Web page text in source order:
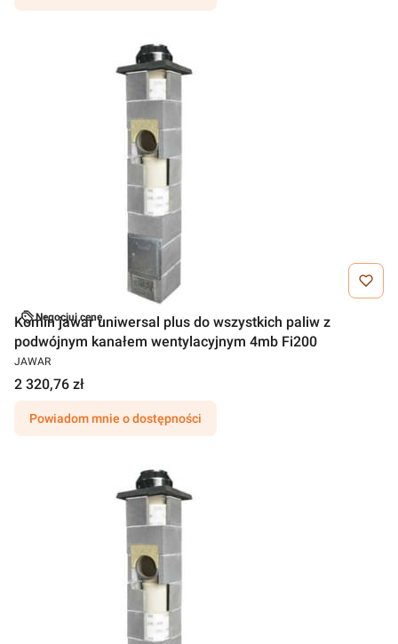
Negocjuj cenę
Komin jawar uniwersal plus do wszystkich paliw z
podwójnym kanałem wentylacyjnym 4mb Fi200
JAWAR
2 320,76 zł
Powiadom mnie o dostępności